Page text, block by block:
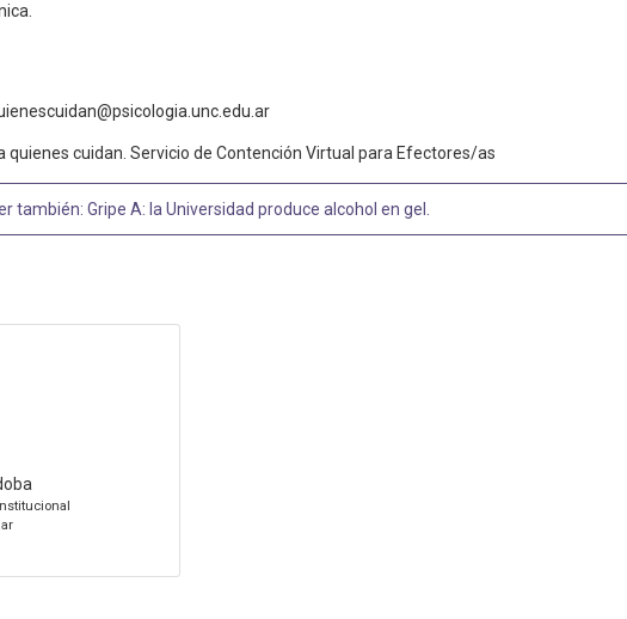
quienes cuidan. Servicio de Contención Virtual para Efectores/as
también: Gripe A: la Universidad produce alcohol en gel